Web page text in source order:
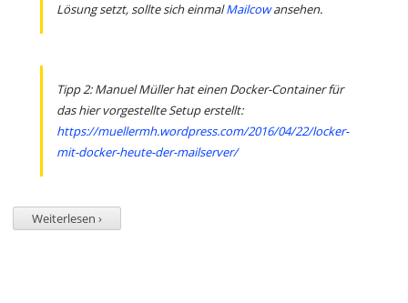
Lösung setzt, sollte sich einmalMailcowansehen.
Tipp 2: Manuel Müller hat einen Docker-Container für
das hier vorgestellte Setup erstellt:
https://muellermh.wordpress.com/2016/04/22/locker-
mit-docker-heute-der-mailserver/
Weiterlesen ›